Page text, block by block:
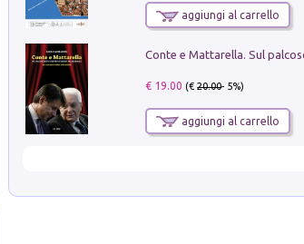
aggiungi al carrello
€ 19.00 (€20.00- 5%)
aggiungi al carrello